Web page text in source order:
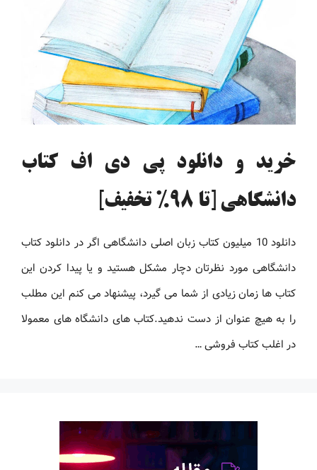
خرید و دانلود پی دی اف کتاب
دانشگاهی [تا 98% تخفیف]
دانلود 10 میلیون کتاب زبان اصلی دانشگاهی اگر در دانلود کتاب
دانشگاهی مورد نظرتان دچار مشکل هستید و یا پیدا کردن این
کتاب ها زمان زیادی از شما می گیرد، پیشنهاد می کنم این مطلب
را به هیچ عنوان از دست ندهید.کتاب های دانشگاه های معمولا
در اغلب کتاب فروشی …